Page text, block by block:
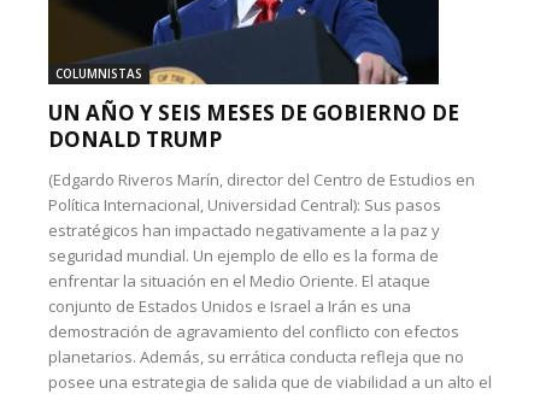
COLUMNISTAS
UN AÑO Y SEIS MESES DE GOBIERNO DE
DONALD TRUMP
(Edgardo Riveros Marín, director del Centro de Estudios en
Política Internacional, Universidad Central): Sus pasos
estratégicos han impactado negativamente a la paz y
seguridad mundial. Un ejemplo de ello es la forma de
enfrentar la situación en el Medio Oriente. El ataque
conjunto de Estados Unidos e Israel a Irán es una
demostración de agravamiento del conflicto con efectos
planetarios. Además, su errática conducta refleja que no
posee una estrategia de salida que de viabilidad a un alto el